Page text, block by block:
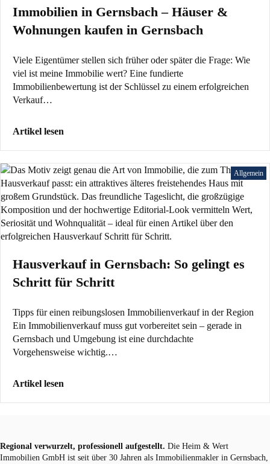
Immobilien in Gernsbach – Häuser &
Wohnungen kaufen in Gernsbach
Viele Eigentümer stellen sich früher oder später die Frage: Wie
viel ist meine Immobilie wert? Eine fundierte
Immobilienbewertung ist der Schlüssel zu einem erfolgreichen
Verkauf…
Artikel lesen
Allgemein
Hausverkauf in Gernsbach: So gelingt es
Schritt für Schritt
Tipps für einen reibungslosen Immobilienverkauf in der Region
Ein Immobilienverkauf muss gut vorbereitet sein – gerade in
Gernsbach und Umgebung ist eine durchdachte
Vorgehensweise wichtig.…
Artikel lesen
Regional verwurzelt, professionell aufgestellt. Die Heim & Wert
Immobilien GmbH ist seit über 30 Jahren als Immobilienmakler in Gernsbach,